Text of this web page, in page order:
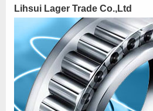
Lihsui Lager Trade Co.,Ltd